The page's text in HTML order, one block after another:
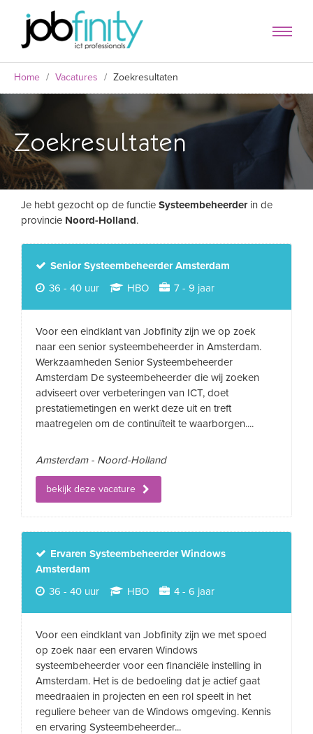
Home / Vacatures / Zoekresultaten
Zoekresultaten
Je hebt gezocht op de functie Systeembeheerderin de
provincie Noord-Holland.
Senior Systeembeheerder Amsterdam
36 - 40 uur
HBO 7 - 9 jaar
Voor een eindklant van Jobfinity zijn we op zoek
naar een senior systeembeheerder in Amsterdam.
Werkzaamheden Senior Systeembeheerder
Amsterdam De systeembeheerder die wij zoeken
adviseert over verbeteringen van ICT, doet
prestatiemetingen en werkt deze uit en treft
maatregelen om de continuïteit te waarborgen....
Amsterdam - Noord-Holland
bekijk deze vacature
Ervaren Systeembeheerder Windows
Amsterdam
36 - 40 uur
HBO 4 - 6 jaar
Voor een eindklant van Jobfinity zijn we met spoed
op zoek naar een ervaren Windows
systeembeheerder voor een financiële instelling in
Amsterdam. Het is de bedoeling dat je actief gaat
meedraaien in projecten en een rol speelt in het
reguliere beheer van de Windows omgeving. Kennis
en ervaring Systeembeheerder...